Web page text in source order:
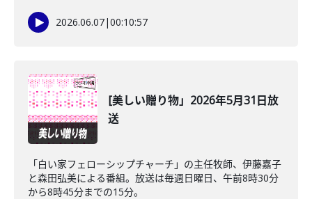
2026.06.07|00:10:57
[美しい贈り物」2026年5月31日放
送
「白い家フェローシップチャーチ」の主任牧師、伊藤嘉子
と森田弘美による番組。放送は毎週日曜日、午前8時30分
から8時45分までの15分。